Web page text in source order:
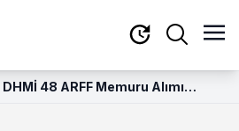
DHMİ 48 ARFF Memuru Alımı